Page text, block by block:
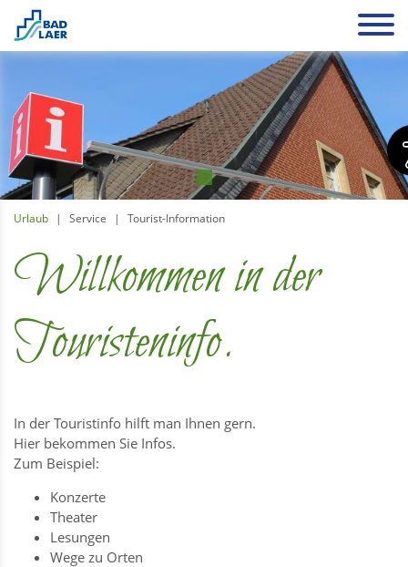
Urlaub Service Tourist-Information
Willkommen in der
Touristeninfo.
In der Touristinfo hilft man Ihnen gern.
Hier bekommen Sie Infos.
Zum Beispiel:
Konzerte
Theater
Lesungen
Wege zu Orten